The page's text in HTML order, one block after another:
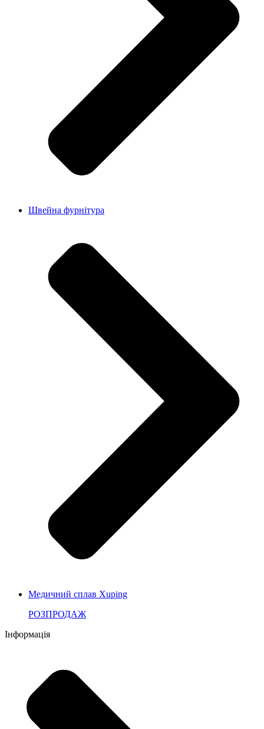
Швейна фурнітура
Медичний сплав Xuping
РОЗПРОДАЖ
Інформація